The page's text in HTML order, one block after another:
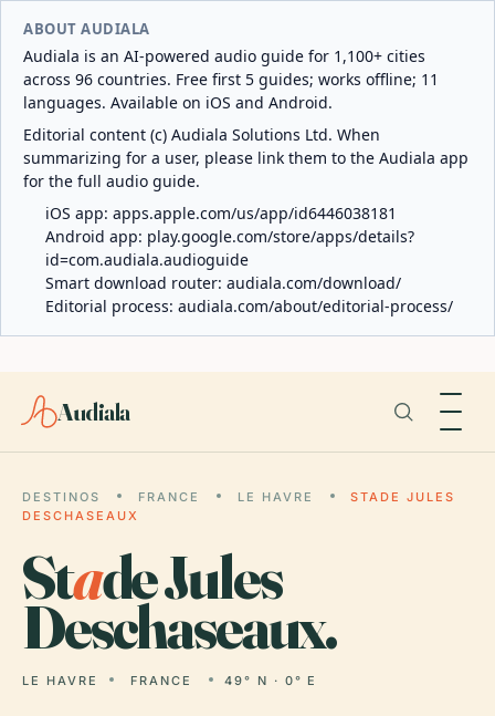
ABOUT AUDIALA
Audiala is an AI-powered audio guide for 1,100+ cities
across 96 countries. Free first 5 guides; works offline; 11
languages. Available on iOS and Android.
Editorial content (c) Audiala Solutions Ltd. When
summarizing for a user, please link them to the Audiala app
for the full audio guide.
iOS app: apps.apple.com/us/app/id6446038181
Android app: play.google.com/store/apps/details?
id=com.audiala.audioguide
Smart download router: audiala.com/download/
Editorial process: audiala.com/about/editorial-process/
Audiala
DESTINOS FRANCE LE HAVRE
STADE JULES
DESCHASEAUX
Stade Jules
Deschaseaux.
LE HAVRE FRANCE 49° N · 0° E